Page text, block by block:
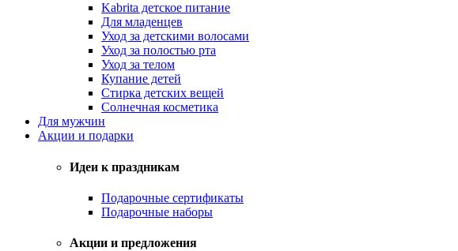
Kabrita детское питание
Для младенцев
Уход за детскими волосами
Уход за полостью рта
Уход за телом
Купание детей
Стирка детских вещей
Солнечная косметика
Для мужчин
Акции и подарки
Идеи к праздникам
Подарочные сертификаты
Подарочные наборы
Акции и предложения